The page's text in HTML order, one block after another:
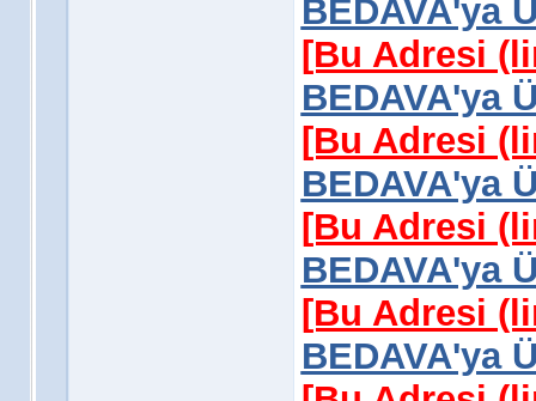
BEDAVA'ya
[Bu Adresi
BEDAVA'ya
[Bu Adresi
BEDAVA'ya
[Bu Adresi
BEDAVA'ya
[Bu Adresi
BEDAVA'ya